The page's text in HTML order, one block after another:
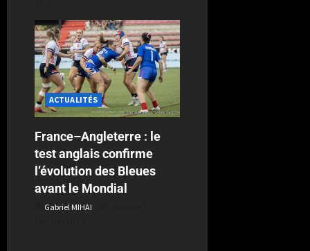
ACTUALITÉS
France–Angleterre : le
test anglais confirme
l’évolution des Bleues
avant le Mondial
Gabriel MIHAI